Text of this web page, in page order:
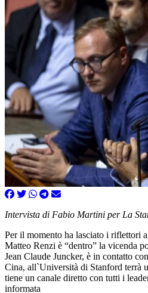
Intervista di Fabio Martini per La
Per il momento ha lasciato i riflettori
Matteo Renzi è “dentro” la vicenda
Jean Claude Juncker, è in contatto
Cina, all`Università di Stanford terrà
tiene un canale diretto con tutti i
informata